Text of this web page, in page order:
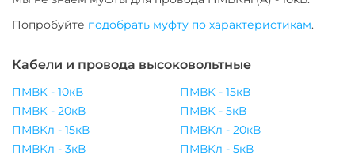
Попробуйте подобрать муфту по характеристикам.
Кабели и провода высоковольтные
ПМВК - 10кВ
ПМВК - 15кВ
ПМВК - 20кВ
ПМВК - 5кВ
ПМВКл - 15кВ
ПМВКл - 20кВ
ПМВКл - 3кВ
ПМВКл - 5кВ